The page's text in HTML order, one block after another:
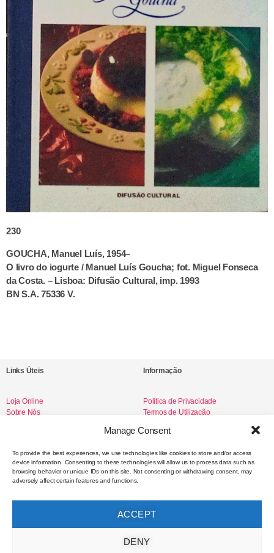
Manage Consent
To provide the best experiences, we use technologies like cookies to store and/or access
device information. Consenting to these technologies will allow us to process data such as
browsing behavior or unique IDs on this site. Not consenting or withdrawing consent, may
adversely affect certain features and functions.
ACCEPT
DENY
230
GOUCHA, Manuel Luís, 1954–
O livro do iogurte / Manuel Luís Goucha; fot. Miguel Fonseca
da Costa. – Lisboa: Difusão Cultural, imp. 1993
BN S.A. 75336 V.
Links Úteis
Loja Online
Sobre Nós
Informação
Política de Privacidade
Termos de Utilização
Redes Sociais